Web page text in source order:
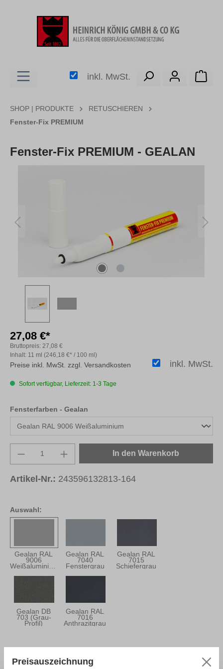
inkl. MwSt.
SHOP | PRODUKTE
RETUSCHIEREN
Fenster-Fix PREMIUM
Fenster-Fix PREMIUM - GEALAN
Auswahl:
Gealan RAL
9006
Weißaluminium
Gealan RAL
7040
Fenstergrau
Gealan RAL
7015
Schiefergrau
Gealan DB
703 (Grau-
Profil)
Gealan RAL
7016
Anthrazitgrau
27,08 €*
Inhalt: 11 ml (246,18 €* / 100 ml)
Bruttopreis: 27,08 €
inkl. MwSt.
Preise inkl. MwSt. zzgl. Versandkosten
Sofort verfügbar, Lieferzeit: 1-3 Tage
Fensterfarben - Gealan
Produkt Anzahl: Gib den gewünschten
In den Warenkorb
Artikel-Nr.: 243596132813-164
Beschreibung
Einsatzbereich:Decklackstift
Preisauszeichnung